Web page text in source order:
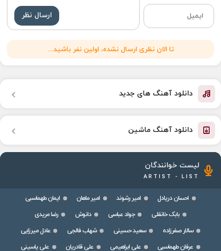
ارسال نظر
تا الان نظری ارسال نشده، اولین نفر باشید...
دانلود آهنگ های جدید
دانلود آهنگ ماشین
لیست خوانندگان
ARTIST - LIST
احسان دریادل امیر رشوند امیر ماهان
ایمان طهماسبی
بابک خانقلی
جواد عباسی دانوش
رضا مریدی
سالار صفرزاده
سعید حسینی شهاب فالجی
عادل میرزایی
عرفان طهماسبی
علی ابراهیمی علی قادریان علی یاسینی